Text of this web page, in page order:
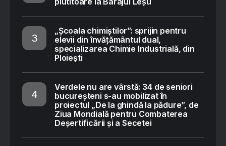
„Școala chimiștilor”: sprijin pentru
elevii din învățământul dual,
specializarea Chimie Industrială, din
Ploiești
Verdele nu are vârstă: 34 de seniori
bucureșteni s-au mobilizat în
proiectul „De la ghindă la pădure”, de
Ziua Mondială pentru Combaterea
Deșertificării și a Secetei